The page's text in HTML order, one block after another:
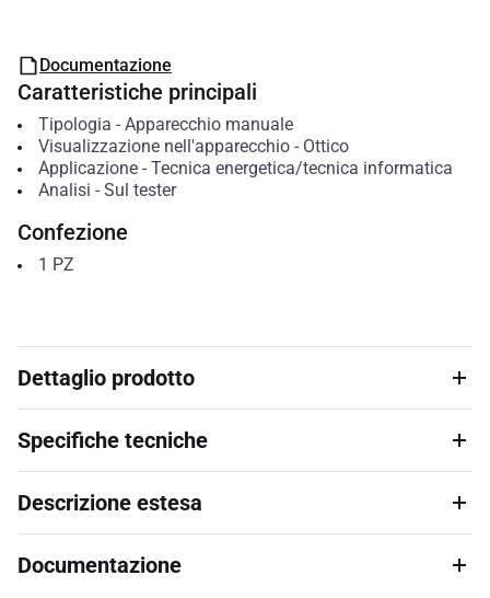
Documentazione
Caratteristiche principali
Tipologia - Apparecchio manuale
Visualizzazione nell'apparecchio- Ottico
Applicazione- Tecnica energetica/tecnica informatica
Analisi - Sul tester
Confezione
1 PZ
Dettaglio prodotto
Specifiche tecniche
Descrizione estesa
Documentazione